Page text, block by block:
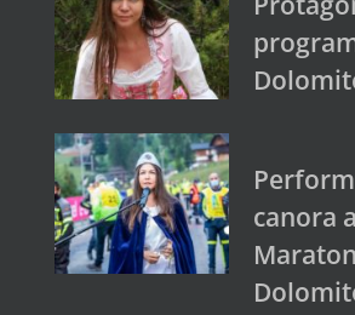
canora